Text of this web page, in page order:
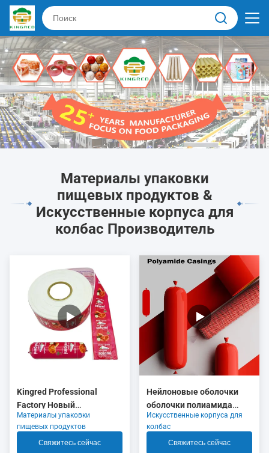
Материалы упаковки
пищевых продуктов &
Искусственные корпуса для
колбас Производитель
Kingred Professional
Factory Новый
полиамидный колбасный
корпус пластик пищевого
качества OEM
Материалы упаковки
пищевых продуктов
Свяжитесь сейчас
Нейлоновые оболочки
оболочки полиамида
красного цвета
сжимающиеся с 5 слоями
экструзии для упаковки
Искусственные корпуса для
колбас
Свяжитесь сейчас